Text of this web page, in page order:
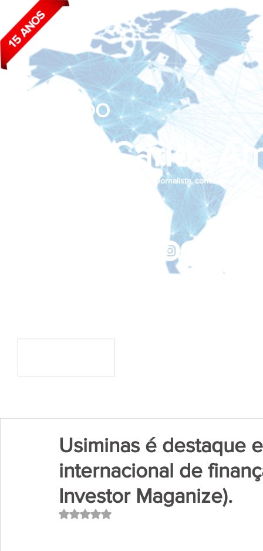
João Carlos
BLOG DO
Jornalista, consultor de
Usiminas é destaque
internacional de
Investor Maganize).
Avaliado com NaN de 5 estrelas.